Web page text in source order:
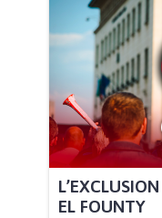
EL FOUNTY